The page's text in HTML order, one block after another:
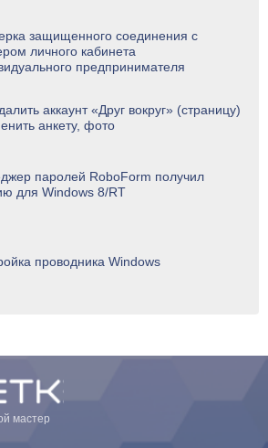
защищенного соединения с
личного кабинета
предпринимателя
аккаунт «Друг вокруг» (страницу)
анкету, фото
паролей RoboForm получил
для Windows 8/RT
проводника Windows
мастер